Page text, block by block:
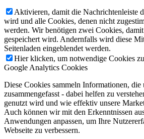
Aktivieren, damit die Nachrichtenleiste
wird und alle Cookies, denen nicht
werden. Wir benötigen zwei Cookies,
gespeichert wird. Andernfalls wird diese
Seitenladen eingeblendet werden.
Hier klicken, um notwendige Cookies
Google Analytics Cookies
Diese Cookies sammeln Informationen, die
zusammengefasst - dabei helfen zu
genutzt wird und wie effektiv unsere
Auch können wir mit den Erkenntnissen
Anwendungen anpassen, um Ihre
Webseite zu verbessern.